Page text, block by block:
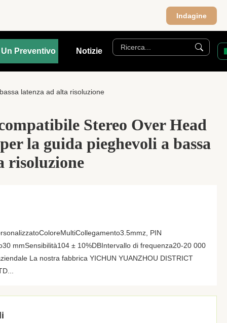
Indagine
Preventivo Notizie
latenza ad alta risoluzione
Stereo Over Head
la guida pieghevoli a bassa
risoluzione
PIN
mmSensibilità104 ± 10%DBIntervallo di frequenza20-20 000
La nostra fabbrica YICHUN YUANZHOU DISTRICT